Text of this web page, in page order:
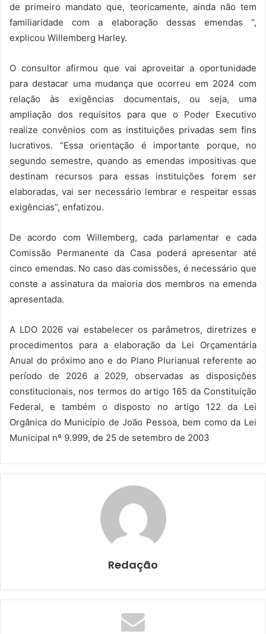
de primeiro mandato que, teoricamente, ainda não tem
familiaridade com a elaboração dessas emendas “,
explicou Willemberg Harley.
O consultor afirmou que vai aproveitar a oportunidade
para destacar uma mudança que ocorreu em 2024 com
relação às exigências documentais, ou seja, uma
ampliação dos requisitos para que o Poder Executivo
realize convênios com as instituições privadas sem fins
lucrativos. “Essa orientação é importante porque, no
segundo semestre, quando as emendas impositivas que
destinam recursos para essas instituições forem ser
elaboradas, vai ser necessário lembrar e respeitar essas
exigências”, enfatizou.
De acordo com Willemberg, cada parlamentar e cada
Comissão Permanente da Casa poderá apresentar até
cinco emendas. No caso das comissões, é necessário que
conste a assinatura da maioria dos membros na emenda
apresentada.
A LDO 2026 vai estabelecer os parâmetros, diretrizes e
procedimentos para a elaboração da Lei Orçamentária
Anual do próximo ano e do Plano Plurianual referente ao
período de 2026 a 2029, observadas as disposições
constitucionais, nos termos do artigo 165 da Constituição
Federal, e também o disposto no artigo 122 da Lei
Orgânica do Município de João Pessoa, bem como da Lei
Municipal nº 9.999, de 25 de setembro de 2003
Redação